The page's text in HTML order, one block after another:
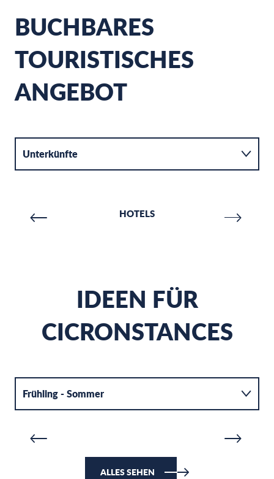
BUCHBARES
TOURISTISCHES
ANGEBOT
Unterkünfte
Verpflegung HOTELS
IDEEN FÜR
CICRONSTANCES
Frühling - Sommer
DIE CALANQUE VON PORT PIN
MEHR ERFAHREN
ALLES SEHEN